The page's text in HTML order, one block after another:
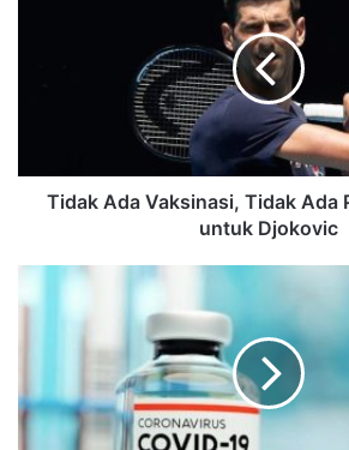
Tidak Ada Vaksinasi, Tidak Ada
untuk Djokovic